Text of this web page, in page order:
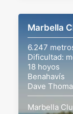
Marbella
6.247
Dificultad:
18 hoyos
Benahavís
Dave
Marbella